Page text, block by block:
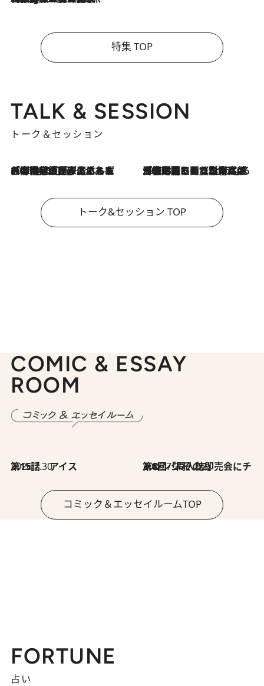
特集 TOP
TALK & SESSION
トーク＆セッション
2026.8.3
「今後値上げがあるとすれば…」「リスクがあるのは今年の冬」エネルギー専門家が語る、ホルムズ海峡封鎖が家庭にもたらす“ある心配” 2026.8.3
「住宅建てられない…」「サーチャージ料の高値が続いている」ホルムズ海峡封鎖による影響はいつまで続く？《エネルギー専門家に聞く“どうなる日本の暮らし”》
トーク&セッション TOP
COMIC & ESSAY
ROOM
2026.7.30
第15話 アイス 2026.7.30
第8回「同人誌即売会にチャレンジ その2」
コミック＆エッセイルームTOP
FORTUNE
占い